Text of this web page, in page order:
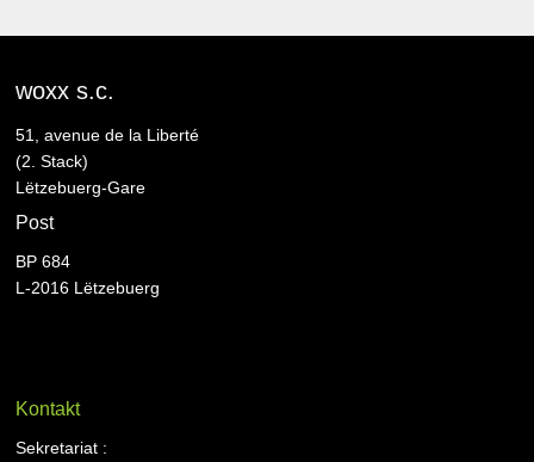
woxx s.c.
51, avenue de la Liberté
(2. Stack)
Lëtzebuerg-Gare
Post
BP 684
L-2016 Lëtzebuerg
Kontakt
Sekretariat :